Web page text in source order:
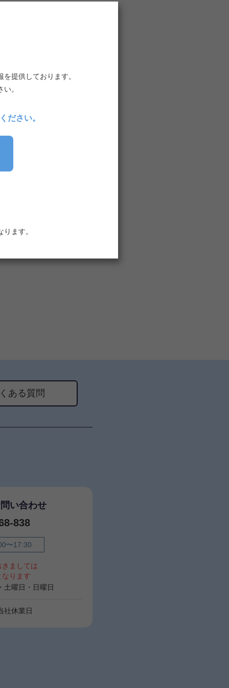
提供しております。
。
ださい。
ます。
ある質問
い合わせ
838
〜17:30
ましては
なります
土曜日・日曜日
社休業日